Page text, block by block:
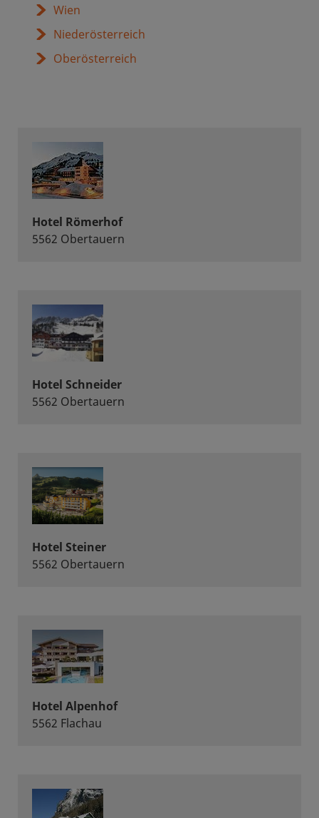
Wien
Niederösterreich
Oberösterreich
Hotel Römerhof
5562 Obertauern
Hotel Schneider
5562 Obertauern
Hotel Steiner
5562 Obertauern
Hotel Alpenhof
5562 Flachau